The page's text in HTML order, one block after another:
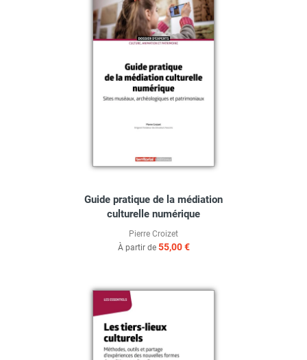
Guide pratique de la médiation
culturelle numérique
Pierre Croizet
À partir de 55,00 €